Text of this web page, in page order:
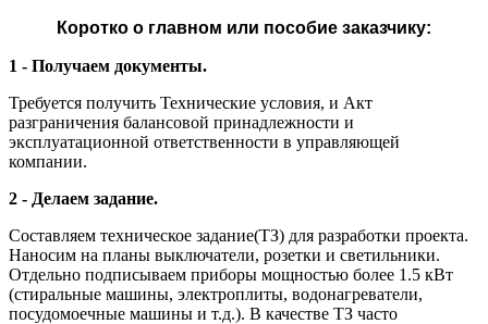
Коротко о главном или пособие заказчику:
1 - Получаем документы.
Требуется получить Технические условия, и Акт
разграничения балансовой принадлежности и
эксплуатационной ответственности в управляющей
компании.
2 - Делаем задание.
Составляем техническое задание(ТЗ) для разработки проекта.
Наносим на планы выключатели, розетки и светильники.
Отдельно подписываем приборы мощностью более 1.5 кВт
(стиральные машины, электроплиты, водонагреватели,
посудомоечные машины и т.д.). В качестве ТЗ часто